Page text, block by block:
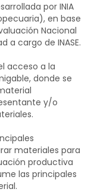
por INIA
en base
Nacional
a cargo de INASE.
acceso a la
donde se
y/o
materiales para
productiva
las principales